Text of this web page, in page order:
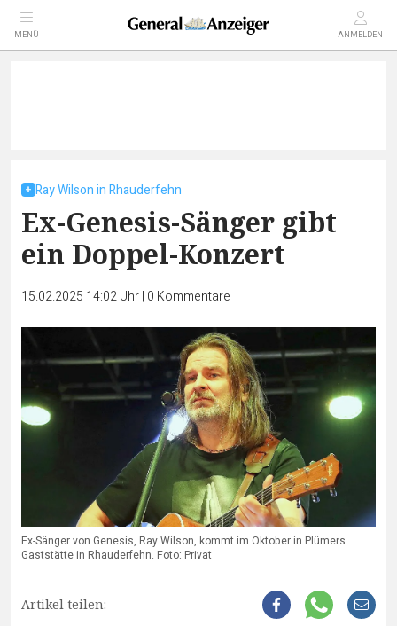
MENÜ ANMELDEN
Ray Wilson in Rhauderfehn
Ex-Genesis-Sänger gibt
ein Doppel-Konzert
15.02.2025 14:02 Uhr| 0 Kommentare
Ex-Sänger von Genesis, Ray Wilson, kommt im Oktober in Plümers
Gaststätte in Rhauderfehn. Foto: Privat
Artikel teilen: